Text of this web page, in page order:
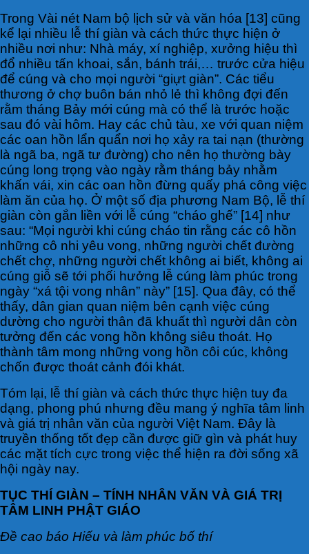
Trong Vài nét Nam bộ lịch sử và văn hóa [13] cũng
kể lại nhiều lễ thí giàn và cách thức thực hiện ở
nhiều nơi như: Nhà máy, xí nghiệp, xưởng hiệu thì
đổ nhiều tấn khoai, sắn, bánh trái,… trước cửa hiệu
để cúng và cho mọi người “giựt giàn”. Các tiểu
thương ở chợ buôn bán nhỏ lẻ thì không đợi đến
rằm tháng Bảy mới cúng mà có thể là trước hoặc
sau đó vài hôm. Hay các chủ tàu, xe với quan niệm
các oan hồn lẩn quẩn nơi họ xảy ra tai nạn (thường
là ngã ba, ngã tư đường) cho nên họ thường bày
cúng long trọng vào ngày rằm tháng bảy nhằm
khấn vái, xin các oan hồn đừng quấy phá công việc
làm ăn của họ. Ở một số địa phương Nam Bộ, lễ thí
giàn còn gắn liền với lễ cúng “cháo ghế” [14] như
sau: “Mọi người khi cúng cháo tin rằng các cô hồn
những cô nhi yêu vong, những người chết đường
chết chợ, những người chết không ai biết, không ai
cúng giỗ sẽ tới phối hưởng lễ cúng làm phúc trong
ngày “xá tội vong nhân” này” [15]. Qua đây, có thể
thấy, dân gian quan niệm bên cạnh việc cúng
dường cho người thân đã khuất thì người dân còn
tưởng đến các vong hồn không siêu thoát. Họ
thành tâm mong những vong hồn côi cúc, không
chốn được thoát cảnh đói khát.
Tóm lại, lễ thí giàn và cách thức thực hiện tuy đa
dạng, phong phú nhưng đều mang ý nghĩa tâm linh
và giá trị nhân văn của người Việt Nam. Đây là
truyền thống tốt đẹp cần được giữ gìn và phát huy
các mặt tích cực trong việc thể hiện ra đời sống xã
hội ngày nay.
TỤC THÍ GIÀN – TÍNH NHÂN VĂN VÀ GIÁ TRỊ
TÂM LINH PHẬT GIÁO
Đề cao báo Hiếu và làm phúc bố thí